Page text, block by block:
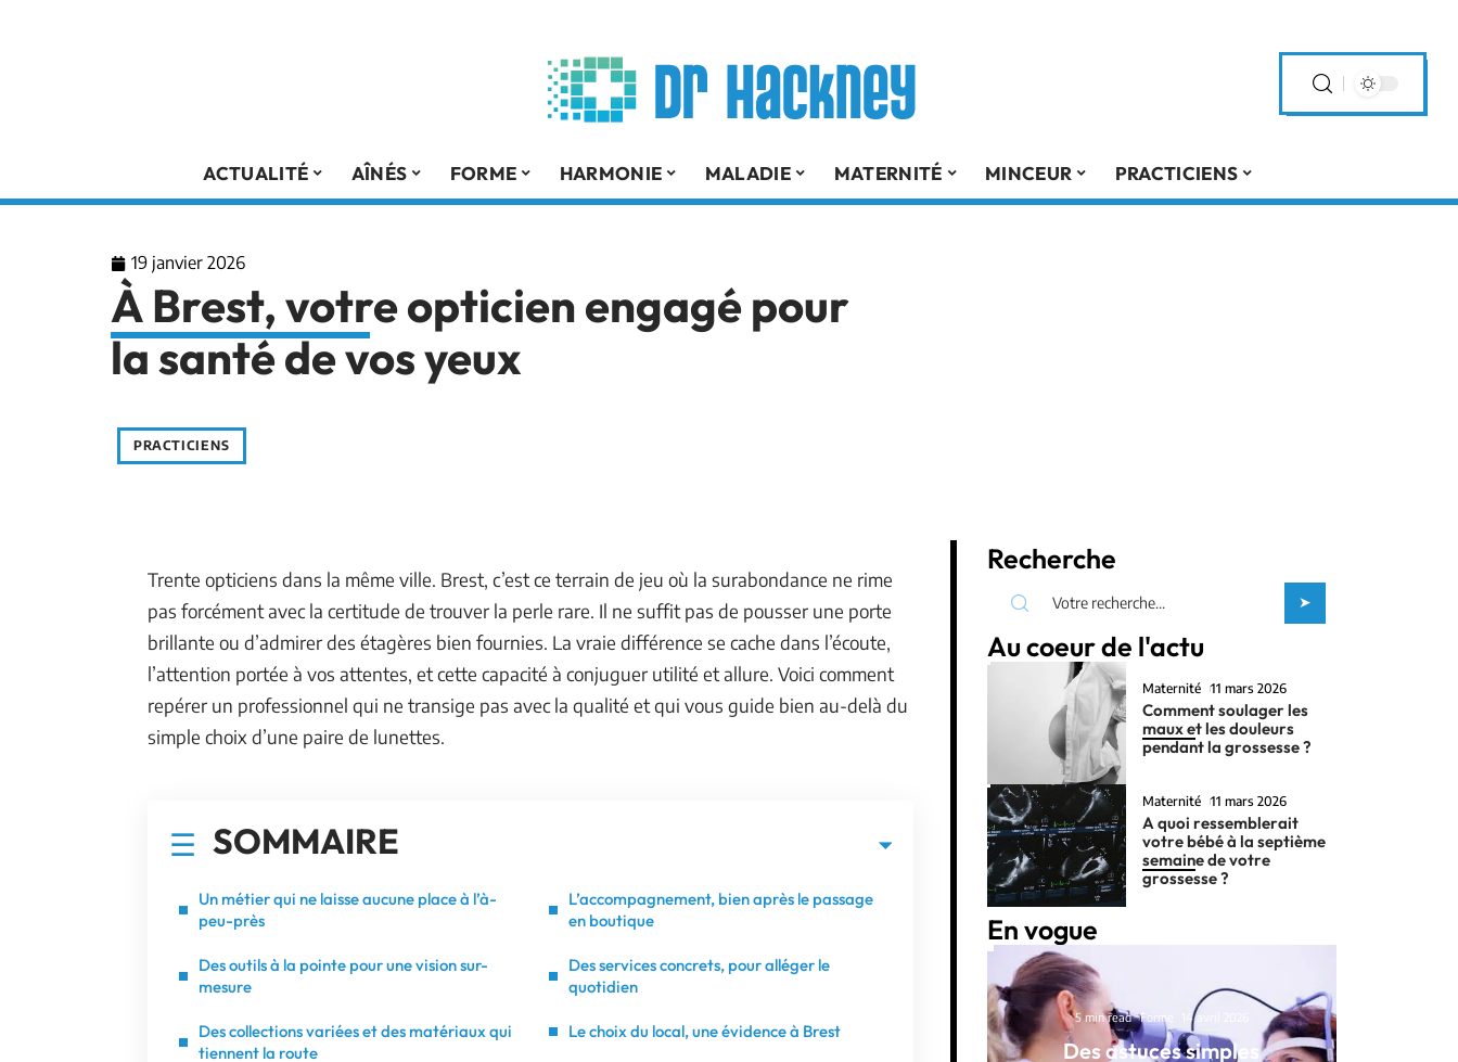
ACTUALITÉ AÎNÉS FORME HARMONIE MALADIE MATERNITÉ MINCEUR PRACTICIENS
19 janvier 2026
À Brest, votre opticien engagé pour
la santé de vos yeux
PRACTICIENS
Trente opticiens dans la même ville. Brest, c’est ce terrain de jeu où la surabondance ne rime
pas forcément avec la certitude de trouver la perle rare. Il ne suffit pas de pousser une porte
brillante ou d’admirer des étagères bien fournies. La vraie différence se cache dans l’écoute,
l’attention portée à vos attentes, et cette capacité à conjuguer utilité et allure. Voici comment
repérer un professionnel qui ne transige pas avec la qualité et qui vous guide bien au-delà du
simple choix d’une paire de lunettes.
SOMMAIRE
Un métier qui ne laisse aucune place à l’à-
peu-près
Des outils à la pointe pour une vision sur-
mesure
Des collections variées et des matériaux qui
tiennent la route
L’accompagnement, bien après le passage
en boutique
Des services concrets, pour alléger le
quotidien
Le choix du local, une évidence à Brest
Recherche
Au coeur de l'actu
Maternité 11 mars 2026
Comment soulager les
maux et les douleurs
pendant la grossesse ?
Maternité 11 mars 2026
A quoi ressemblerait
votre bébé à la septième
semaine de votre
grossesse ?
En vogue
5 min read Forme 14 avril 2026
Des astuces simples